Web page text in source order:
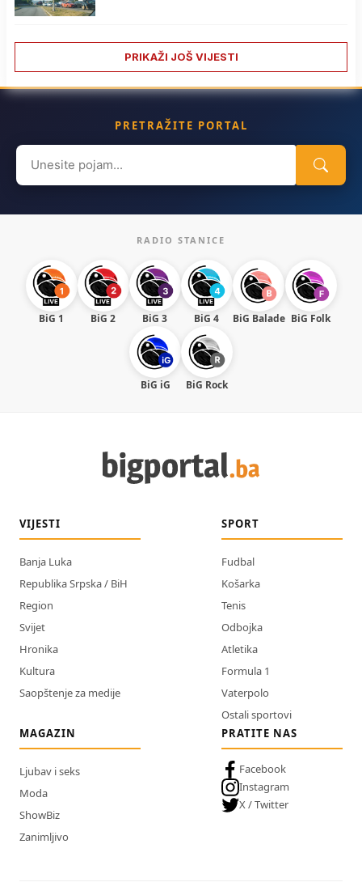
PRIKAŽI JOŠ VIJESTI
PRETRAŽITE PORTAL
Search
for:
RADIO STANICE
BiG 1 BiG 2 BiG 3 BiG 4 BiG Balade BiG Folk
BiG iG BiG Rock
VIJESTI
Banja Luka
Republika Srpska / BiH
Region
Svijet
Hronika
Kultura
Saopštenje za medije
SPORT
Fudbal
Košarka
Tenis
Odbojka
Atletika
Formula 1
Vaterpolo
Ostali sportovi
MAGAZIN
Ljubav i seks
Moda
ShowBiz
Zanimljivo
PRATITE NAS
Facebook
Instagram
X / Twitter